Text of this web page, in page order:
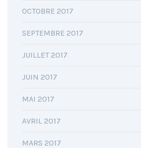
OCTOBRE 2017
SEPTEMBRE 2017
JUILLET 2017
JUIN 2017
MAI 2017
AVRIL 2017
MARS 2017